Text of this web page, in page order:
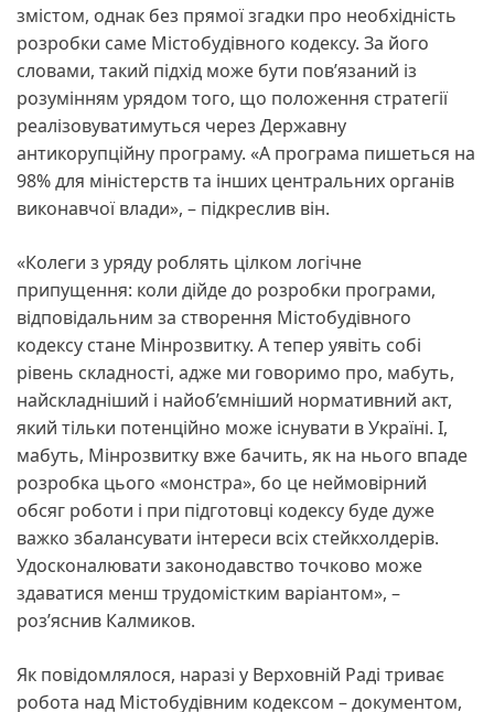
змістом, однак без прямої згадки про необхідність
розробки саме Містобудівного кодексу. За його
словами, такий підхід може бути пов’язаний із
розумінням урядом того, що положення стратегії
реалізовуватимуться через Державну
антикорупційну програму. «А програма пишеться на
98% для міністерств та інших центральних органів
виконавчої влади», – підкреслив він.
«Колеги з уряду роблять цілком логічне
припущення: коли дійде до розробки програми,
відповідальним за створення Містобудівного
кодексу стане Мінрозвитку. А тепер уявіть собі
рівень складності, адже ми говоримо про, мабуть,
найскладніший і найоб’ємніший нормативний акт,
який тільки потенційно може існувати в Україні. І,
мабуть, Мінрозвитку вже бачить, як на нього впаде
розробка цього «монстра», бо це неймовірний
обсяг роботи і при підготовці кодексу буде дуже
важко збалансувати інтереси всіх стейкхолдерів.
Удосконалювати законодавство точково може
здаватися менш трудомістким варіантом», –
роз’яснив Калмиков.
Як повідомлялося, наразі у Верховній Раді триває
робота над Містобудівним кодексом – документом,